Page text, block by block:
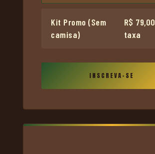
Kit Promo (Sem
camisa)
R$ 79,00
taxa
INSCREVA-SE